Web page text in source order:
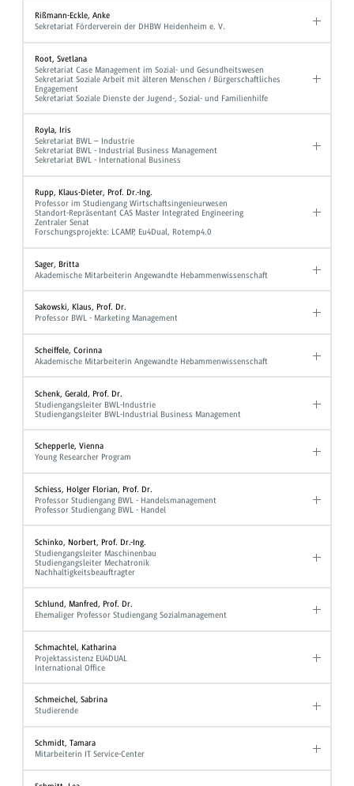
Rißmann-Eckle, Anke
Sekretariat Förderverein der DHBW Heidenheim e. V.
Root, Svetlana
Sekretariat Case Management im Sozial- und Gesundheitswesen
Sekretariat Soziale Arbeit mit älteren Menschen / Bürgerschaftliches
Engagement
Sekretariat Soziale Dienste der Jugend-, Sozial- und Familienhilfe
Royla, Iris
Sekretariat BWL – Industrie
Sekretariat BWL - Industrial Business Management
Sekretariat BWL - International Business
Rupp, Klaus-Dieter, Prof. Dr.-Ing.
Professor im Studiengang Wirtschaftsingenieurwesen
Standort-Repräsentant CAS Master Integrated Engineering
Zentraler Senat
Forschungsprojekte: LCAMP, Eu4Dual, Rotemp4.0
Sager, Britta
Akademische Mitarbeiterin Angewandte Hebammenwissenschaft
Sakowski, Klaus, Prof. Dr.
Professor BWL - Marketing Management
Scheiffele, Corinna
Akademische Mitarbeiterin Angewandte Hebammenwissenschaft
Schenk, Gerald, Prof. Dr.
Studiengangsleiter BWL-Industrie
Studiengangsleiter BWL-Industrial Business Management
Schepperle, Vienna
Young Researcher Program
Schiess, Holger Florian, Prof. Dr.
Professor Studiengang BWL - Handelsmanagement
Professor Studiengang BWL - Handel
Schinko, Norbert, Prof. Dr.-Ing.
Studiengangsleiter Maschinenbau
Studiengangsleiter Mechatronik
Nachhaltigkeitsbeauftragter
Schlund, Manfred, Prof. Dr.
Ehemaliger Professor Studiengang Sozialmanagement
Schmachtel, Katharina
Projektassistenz EU4DUAL
International Office
Schmeichel, Sabrina
Studierende
Schmidt, Tamara
Mitarbeiterin IT Service-Center